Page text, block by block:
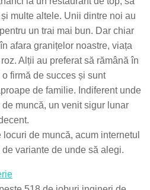
multe altele. Unii dintre noi au
un trai mai bun. Dar chiar
afara granițelor noastre, viața
Alții au preferat să rămână în
firmă de succes și sunt
de familie. Indiferent unde
muncă, un venit sigur lunar
de muncă, acum internetul
variante de unde să alegi.